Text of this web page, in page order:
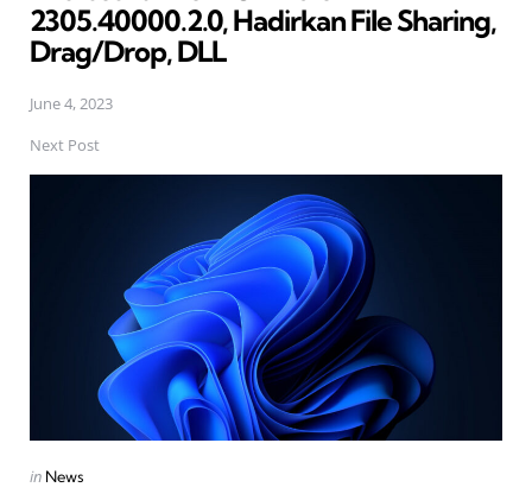
2305.40000.2.0, Hadirkan File Sharing,
Drag/Drop, DLL
June 4, 2023
Next Post
Posted
in News